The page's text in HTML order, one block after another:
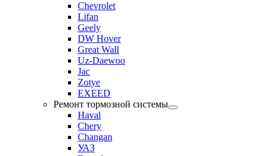
Chevrolet
Lifan
Geely
DW Hover
Great Wall
Uz-Daewoo
Jac
Zotye
EXEED
Ремонт тормозной системы
Haval
Chery
Changan
УАЗ